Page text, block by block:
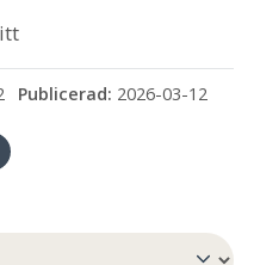
Publicerad: 2026-03-12